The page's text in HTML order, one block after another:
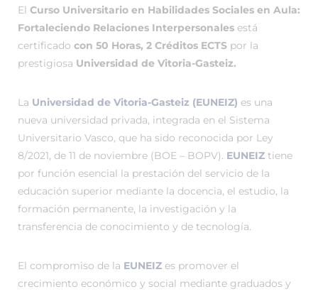
El Curso Universitario en Habilidades Sociales en Aula:
Fortaleciendo Relaciones Interpersonales está
certificado con 50 Horas, 2 Créditos ECTS por la
prestigiosa Universidad de Vitoria-Gasteiz.
La Universidad de Vitoria-Gasteiz (EUNEIZ) es una
nueva universidad privada, integrada en el Sistema
Universitario Vasco, que ha sido reconocida por Ley
8/2021, de 11 de noviembre (BOE – BOPV). EUNEIZ tiene
por función esencial la prestación del servicio de la
educación superior mediante la docencia, el estudio, la
formación permanente, la investigación y la
transferencia de conocimiento y de tecnología.
El compromiso de la EUNEIZ es promover el
crecimiento económico y social mediante graduados y